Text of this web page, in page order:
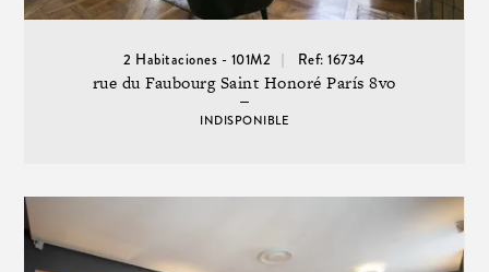
2 Habitaciones - 101M2 Ref: 16734
rue du Faubourg Saint Honoré París 8vo
INDISPONIBLE